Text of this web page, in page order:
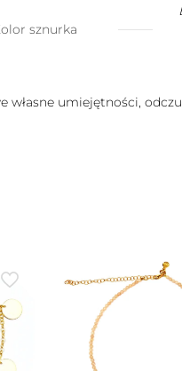
sznurka
umiejętności,